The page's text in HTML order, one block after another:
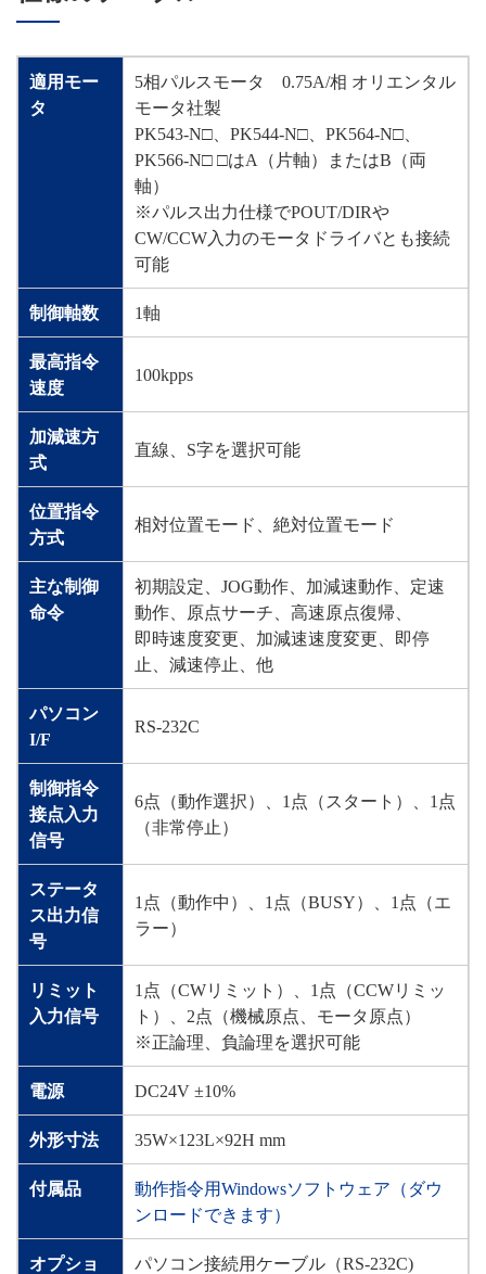
適用モー
タ
5相パルスモータ 0.75A/相 オリエンタル
モータ社製
PK543-N□、PK544-N□、PK564-N□、
PK566-N□ □はA（片軸）またはB（両
軸）
※パルス出力仕様でPOUT/DIRや
CW/CCW入力のモータドライバとも接続
可能
制御軸数 1軸
最高指令
速度
100kpps
加減速方
式
直線、S字を選択可能
位置指令
方式
相対位置モード、絶対位置モード
主な制御
命令
初期設定、JOG動作、加減速動作、定速
動作、原点サーチ、高速原点復帰、
即時速度変更、加減速速度変更、即停
止、減速停止、他
パソコン
I/F
RS-232C
制御指令
接点入力
信号
6点（動作選択）、1点（スタート）、1点
（非常停止）
ステータ
ス出力信
号
1点（動作中）、1点（BUSY）、1点（エ
ラー）
リミット
入力信号
1点（CWリミット）、1点（CCWリミッ
ト）、2点（機械原点、モータ原点）
※正論理、負論理を選択可能
電源 DC24V ±10%
外形寸法 35W×123L×92H mm
付属品
動作指令用Windowsソフトウェア（ダウ
ンロードできます）
オプショ
パソコン接続用ケーブル（RS-232C)